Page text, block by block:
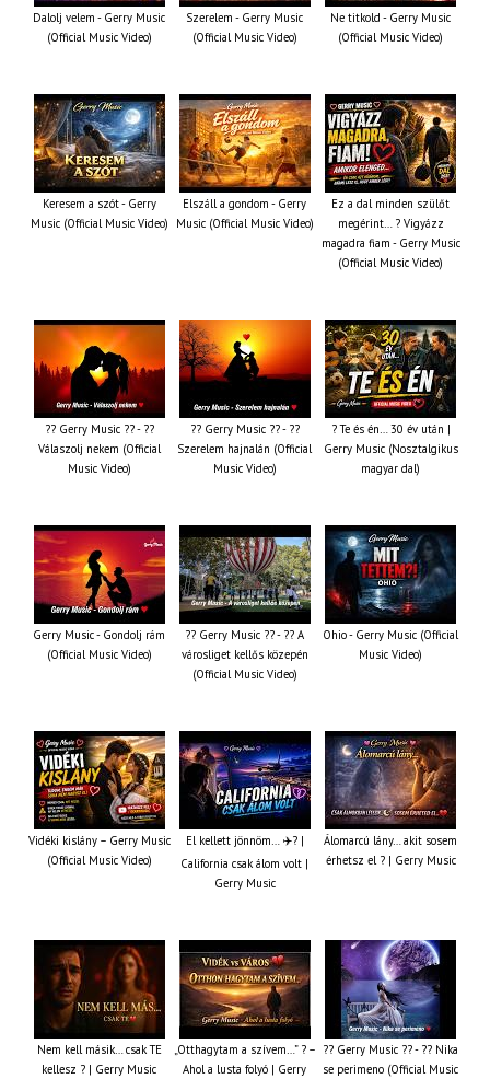
Dalolj velem - Gerry Music
(Official Music Video)
Szerelem - Gerry Music
(Official Music Video)
Ne titkold - Gerry Music
(Official Music Video)
Keresem a szót - Gerry
Music (Official Music Video)
Elszáll a gondom - Gerry
Music (Official Music Video)
Ez a dal minden szülőt
megérint… ? Vigyázz
magadra fiam - Gerry Music
(Official Music Video)
?? Gerry Music ?? - ??
Válaszolj nekem (Official
Music Video)
?? Gerry Music ?? - ??
Szerelem hajnalán (Official
Music Video)
? Te és én… 30 év után |
Gerry Music (Nosztalgikus
magyar dal)
Gerry Music - Gondolj rám
(Official Music Video)
?? Gerry Music ?? - ?? A
városliget kellős közepén
(Official Music Video)
Ohio - Gerry Music (Official
Music Video)
Vidéki kislány – Gerry Music
(Official Music Video)
El kellett jönnöm… ✈️? |
California csak álom volt |
Gerry Music
Álomarcú lány… akit sosem
érhetsz el ? | Gerry Music
Nem kell másik… csak TE
kellesz ? | Gerry Music
„Otthagytam a szívem…” ? –
Ahol a lusta folyó | Gerry
?? Gerry Music ?? - ?? Nika
se perimeno (Official Music